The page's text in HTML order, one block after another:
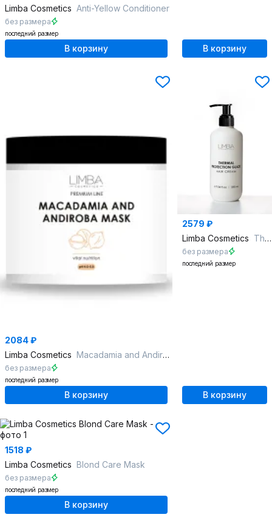
Limba Cosmetics Anti-Yellow Conditioner
без размера
последний размер
В корзину В корзину
2084 ₽
Limba Cosmetics Macadamia and Andiroba mask
без размера
последний размер
В корзину
2579 ₽
Limba Cosmetics Thermal Protection Glaze Hair Cream
без размера
последний размер
В корзину
1518 ₽
Limba Cosmetics Blond Care Mask
без размера
последний размер
В корзину